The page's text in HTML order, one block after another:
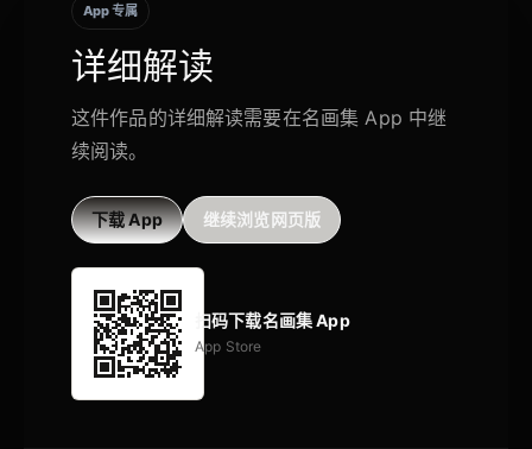
App 专属
详细解读
这件作品的详细解读需要在名画集 App 中继
续阅读。
下载 App 继续浏览网页版
扫码下载名画集 App
App Store